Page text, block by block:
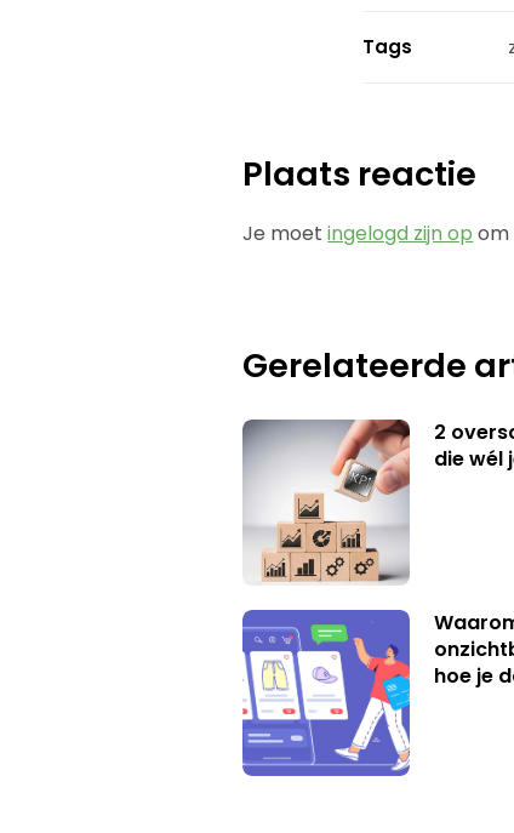
Tags
Plaats reactie
Je moetingelogd zijn op om
Gerelateerde
2
die wél
hoe je